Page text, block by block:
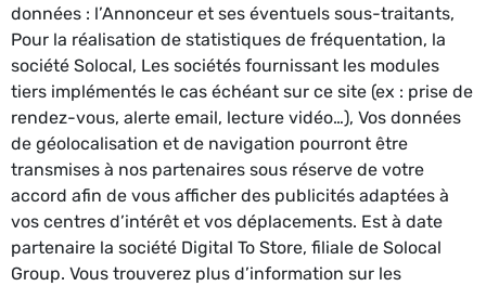
données : l’Annonceur et ses éventuels sous-traitants,
Pour la réalisation de statistiques de fréquentation, la
société Solocal, Les sociétés fournissant les modules
tiers implémentés le cas échéant sur ce site (ex : prise de
rendez-vous, alerte email, lecture vidéo…), Vos données
de géolocalisation et de navigation pourront être
transmises à nos partenaires sous réserve de votre
accord afin de vous afficher des publicités adaptées à
vos centres d’intérêt et vos déplacements. Est à date
partenaire la société Digital To Store, filiale de Solocal
Group. Vous trouverez plus d’information sur les